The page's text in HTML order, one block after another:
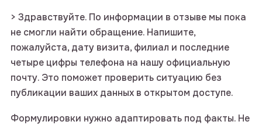
> Здравствуйте. По информации в отзыве мы пока
не смогли найти обращение. Напишите,
пожалуйста, дату визита, филиал и последние
четыре цифры телефона на нашу официальную
почту. Это поможет проверить ситуацию без
публикации ваших данных в открытом доступе.
Формулировки нужно адаптировать под факты. Не